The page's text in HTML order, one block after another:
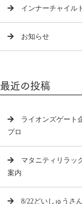
インナーチャイル
お知らせ
最近の投稿
ライオンズゲート
プロ
マタニティリラッ
案内
8/22どいしゅうさ